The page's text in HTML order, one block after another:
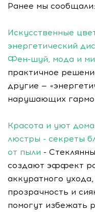
Ранее мы сообщали:
Искусственные
энергетический
Фен-шуй, мода и
практичное
другие —
нарушающих
Красота и уют
люстры - секреты
от пыли -
создают эффект
аккуратного
прозрачность и
помогут избежать